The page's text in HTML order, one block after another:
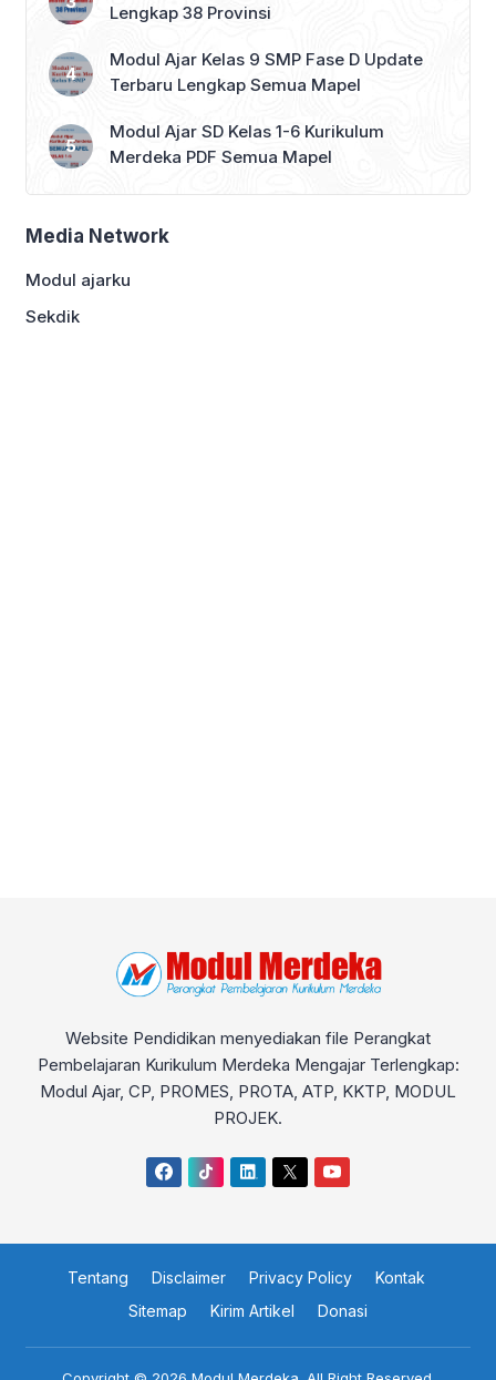
Lengkap 38 Provinsi
Modul Ajar Kelas 9 SMP Fase D Update
Terbaru Lengkap Semua Mapel
Modul Ajar SD Kelas 1-6 Kurikulum
Merdeka PDF Semua Mapel
Media Network
Modul ajarku
Sekdik
Website Pendidikan menyediakan file Perangkat
Pembelajaran Kurikulum Merdeka Mengajar Terlengkap:
Modul Ajar, CP, PROMES, PROTA, ATP, KKTP, MODUL
PROJEK.
Tentang Disclaimer Privacy Policy
Kontak
Sitemap
Kirim Artikel Donasi